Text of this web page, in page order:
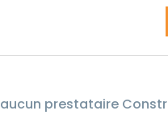
aucun prestataire